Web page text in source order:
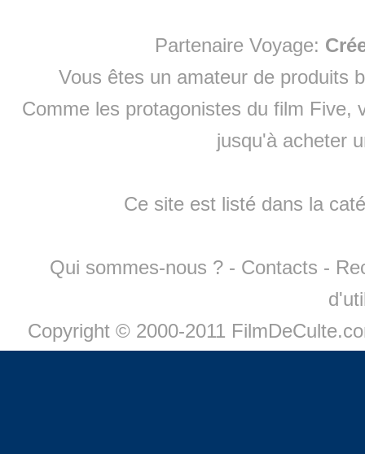
Partenaire Voyage:
Vous êtes un amateur de produits
Comme les protagonistes du film Five,
jusqu'à acheter
Ce site est listé dans la
Qui sommes-nous ? - Contacts -
Copyright © 2000-2011